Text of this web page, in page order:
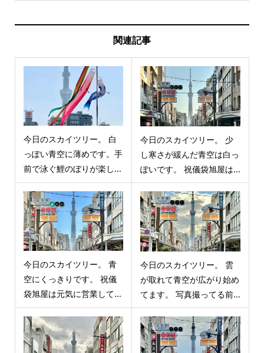
関連記事
今日のスカイツリー。 白
っぽい青空に薄めです。手
前で泳ぐ鯉のぼりが楽し...
今日のスカイツリー。 少
し寒さが緩んだ青空は白っ
ぽいです。 祝儀袋旭屋は...
今日のスカイツリー。 青
空にくっきりです。 祝儀
袋旭屋は元気に営業して...
今日のスカイツリー。 雲
が取れて青空が広がり始め
てます。 写真撮ってる前...